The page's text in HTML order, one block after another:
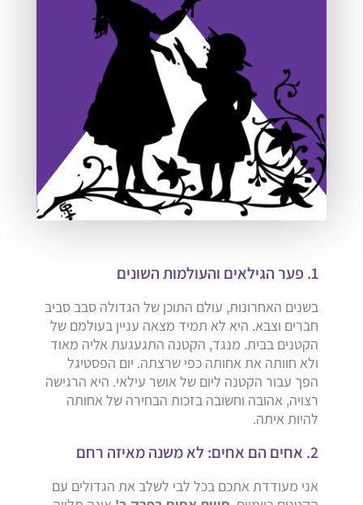
1. פער הגילאים והעולמות השונים
בשנים האחרונות, עולם התוכן של הגדולה סבב סביב
חברים וצבא. היא לא תמיד מצאה עניין בעולמם של
הקטנים בבית. מנגד, הקטנה התגעגעת אליה מאוד
ולא חוותה את אחותה כפי שרצתה. יום הפסטיגל
הפך עבור הקטנה ליום של אושר עילאי. היא הרגישה
רצויה, אהובה וחשובה בזכות הבחירה של אחותה
להיות איתה.
2. אחים הם אחים: לא משנה מאיזה רחם
אני מעודדת אתכם בכל לבי לשלב את הגדולים עם